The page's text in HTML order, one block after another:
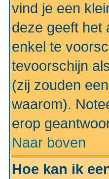
vind je een
deze geeft het
enkel te
tevoorschijn
(zij zouden
waarom).
erop
Naar boven
Hoe kan ik